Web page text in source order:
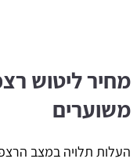
מחיר ליטוש
משוערים
העלות תלויה במצב